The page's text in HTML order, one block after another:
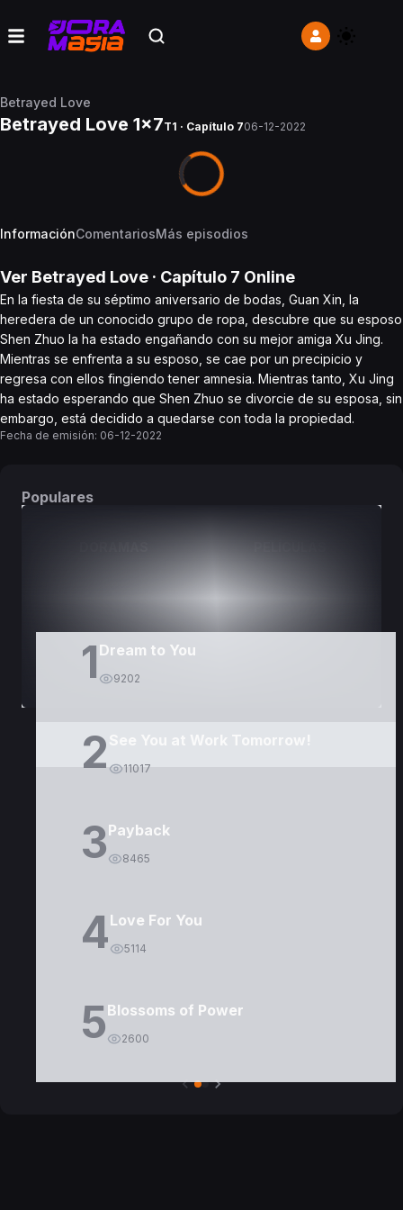
Betrayed Love
Betrayed Love 1x7T1 · Capítulo 706-12-2022
InformaciónComentariosMás episodios
Ver Betrayed Love · Capítulo 7 Online
En la fiesta de su séptimo aniversario de bodas, Guan Xin, la
heredera de un conocido grupo de ropa, descubre que su esposo
Shen Zhuo la ha estado engañando con su mejor amiga Xu Jing.
Mientras se enfrenta a su esposo, se cae por un precipicio y
regresa con ellos fingiendo tener amnesia. Mientras tanto, Xu Jing
ha estado esperando que Shen Zhuo se divorcie de su esposa, sin
embargo, está decidido a quedarse con toda la propiedad.
Fecha de emisión: 06-12-2022
Populares
1 Dream to You
9202
2 See You at Work Tomorrow!
11017
3Payback
8465
4Love For You
5114
5Blossoms of Power
2600